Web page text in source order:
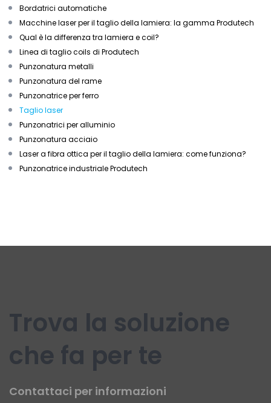
Bordatrici automatiche
Macchine laser per il taglio della lamiera: la gamma Produtech
Qual è la differenza tra lamiera e coil?
Linea di taglio coils di Produtech
Punzonatura metalli
Punzonatura del rame
Punzonatrice per ferro
Taglio laser
Punzonatrici per alluminio
Punzonatura acciaio
Laser a fibra ottica per il taglio della lamiera: come funziona?
Punzonatrice industriale Produtech
Trova la soluzione
che fa per te
Contattaci per informazioni